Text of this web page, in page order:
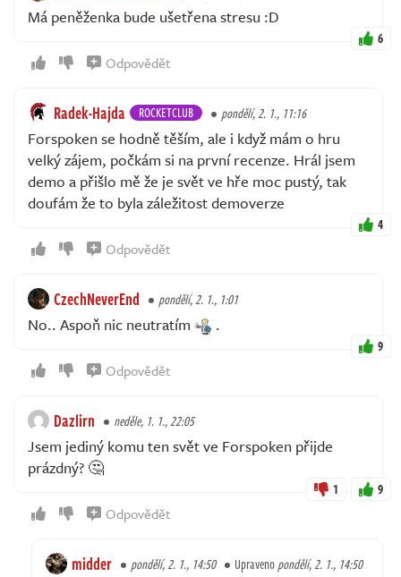
Má peněženka bude ušetřena stresu :D
6
Odpovědět
Radek-Hajda ROCKETCLUB pondělí, 2. 1., 11:16
Forspoken se hodně těším, ale i když mám o hru
velký zájem, počkám si na první recenze. Hrál jsem
demo a přišlo mě že je svět ve hře moc pustý, tak
doufám že to byla záležitost demoverze
4
Odpovědět
CzechNeverEnd pondělí, 2. 1., 1:01
No.. Aspoň nic neutratím .
9
Odpovědět
Dazlirn neděle, 1. 1., 22:05
Jsem jediný komu ten svět ve Forspoken přijde
prázdný? 🤔
1 9
Odpovědět
midder pondělí, 2. 1., 14:50 Upravenopondělí, 2. 1., 14:50